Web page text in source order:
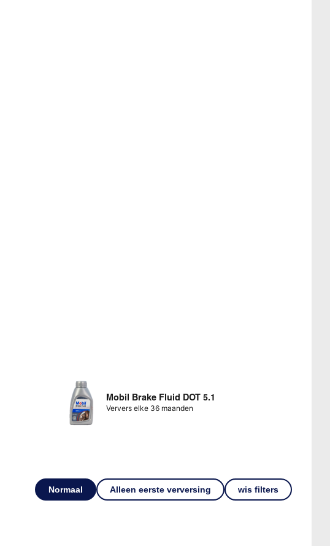
Mobil Brake Fluid DOT 5.1
Ververs elke 36 maanden
Normaal Alleen eerste verversing wis filters